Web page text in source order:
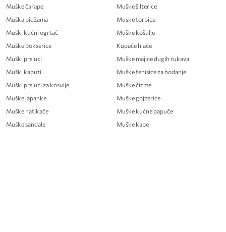
Muške čarape
Muška pidžama
Muški kućni ogrtač
Muške bokserice
Muški prsluci
Muški kaputi
Muški prsluci za kosulje
Muške japanke
Muške natikače
Muške sandale
Muške šilterice
Muske torbice
Muške košulje
Kupaće hlače
Muške majice dugih rukava
Muške tenisice za hodanje
Muške čizme
Muške gojzerice
Muške kućne papuče
Muške kape